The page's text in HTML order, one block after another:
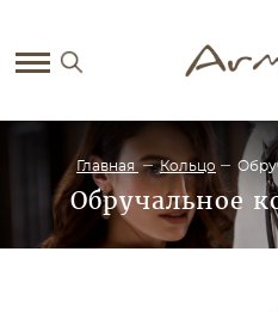
Главная Кольцо
Обручальное